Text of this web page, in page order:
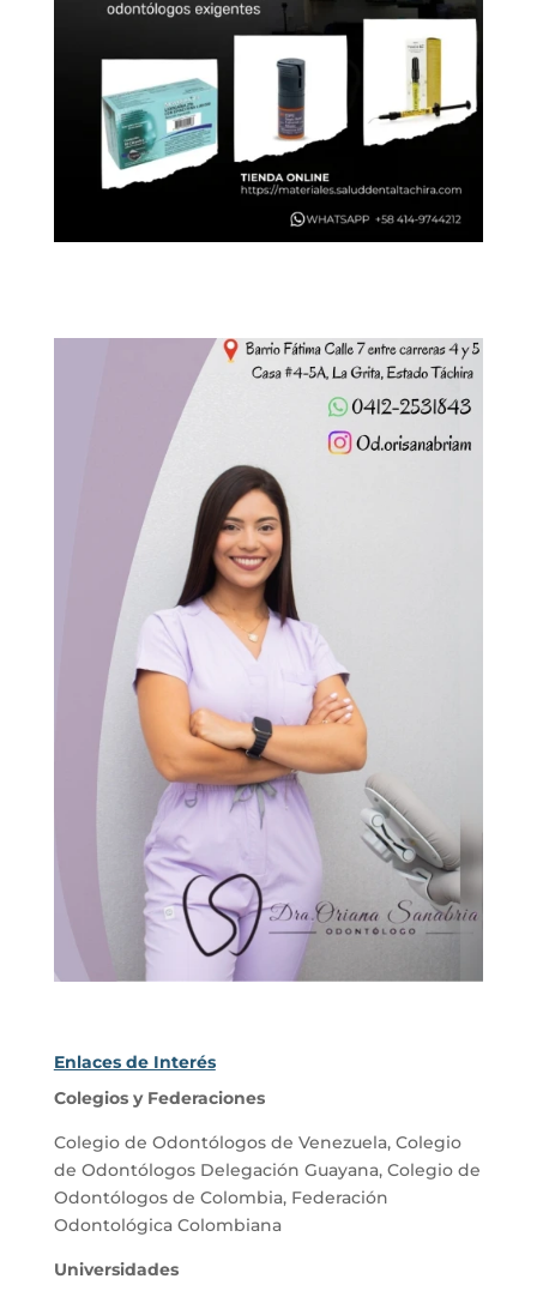
Enlaces de Interés
Colegios y Federaciones
Colegio de Odontólogos de Venezuela, Colegio
de Odontólogos Delegación Guayana, Colegio de
Odontólogos de Colombia, Federación
Odontológica Colombiana
Universidades